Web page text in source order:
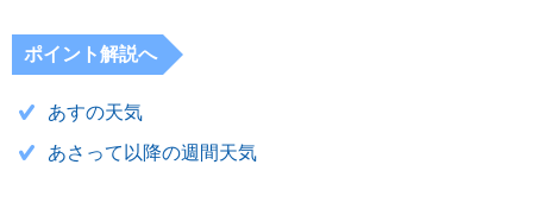
ポイント解説へ
あすの天気
あさって以降の週間天気